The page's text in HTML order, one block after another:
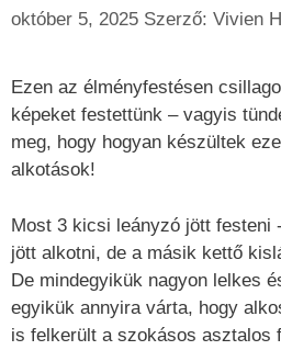
október 5, 2025 Szerző: Vivien
Ezen az élményfestésen
képeket festettünk – vagyis
meg, hogy hogyan készültek
alkotások!
Most 3 kicsi leányzó jött festeni
jött alkotni, de a másik kettő
De mindegyikük nagyon lelkes
egyikük annyira várta, hogy
is felkerült a szokásos asztalos